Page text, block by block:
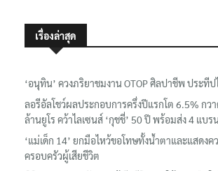
เรื่องล่าสุด
‘อนุทิน’ ควงภริยาชมงาน OTOP ศิลปาชีพ ประที
ลอรีอัลโชว์ผลประกอบการครึ่งปีแรกโต 6.5% กว
ล้านยูโร คว้าไลเซนส์ ‘กุชชี่’ 50 ปี พร้อมส่ง 4 แบ
‘แม่เด็ก 14’ ยกมือไหว้ขอโทษทั้งน้ำตาและแสดงค
ครอบครัวผู้เสียชีวิต